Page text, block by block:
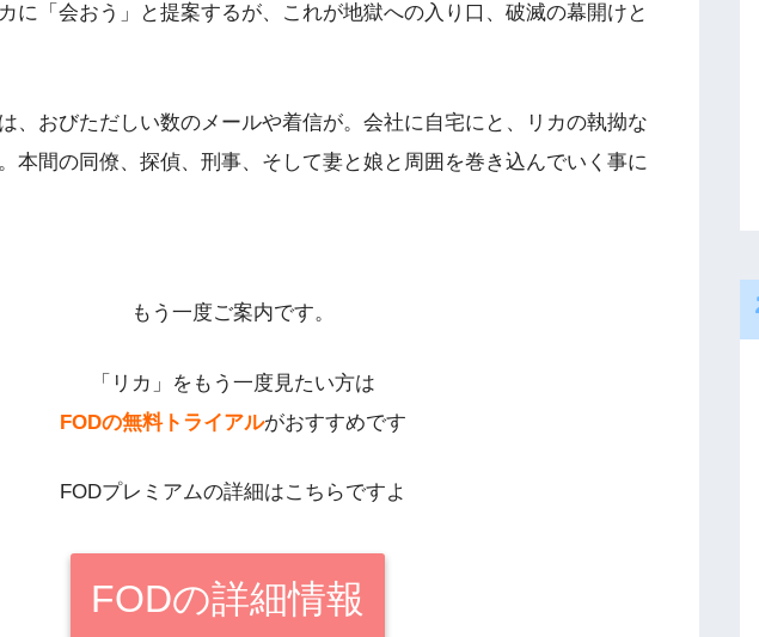
に「会おう」と提案するが、これが地獄への入り口、破滅の幕開けと
、おびただしい数のメールや着信が。会社に自宅にと、リカの執拗な
本間の同僚、探偵、刑事、そして妻と娘と周囲を巻き込んでいく事に
もう一度ご案内です。
「リカ」をもう一度見たい方は
FODの無料トライアルがおすすめです
FODプレミアムの詳細はこちらですよ
FODの詳細情報